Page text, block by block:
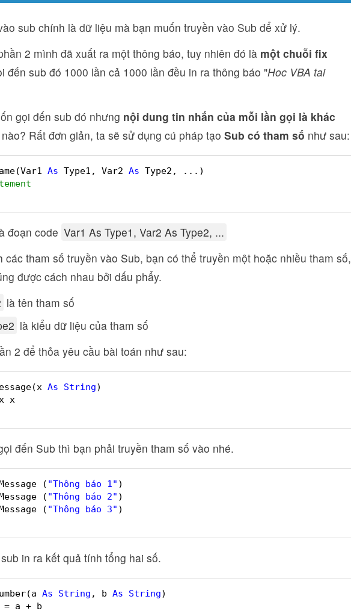
sub chính là dữ liệu mà bạn muốn truyền vào Sub để xử lý.
2 mình đã xuất ra một thông báo, tuy nhiên đó là một chuỗi fix
đến sub đó 1000 lần cả 1000 lần đều in ra thông báo "Hoc VBA tai
gọi đến sub đó nhưng nội dung tin nhắn của mỗi lần gọi là khác
Rất đơn giản, ta sẽ sử dụng cú pháp tạo Sub có tham số như sau:
As Type1, Var2 As Type2, ...)
đoạn code Var1 As Type1, Var2 As Type2, ...
tham số truyền vào Sub, bạn có thể truyền một hoặc nhiều tham số,
được cách nhau bởi dấu phẩy.
là tên tham số
là kiểu dữ liệu của tham số
2 để thỏa yêu cầu bài toán như sau:
As String)
x
đến Sub thì bạn phải truyền tham số vào nhé.
( "Thông báo 1" )
( "Thông báo 2" )
( "Thông báo 3" )
in ra kết quả tính tổng hai số.
As String , b As String)
a + b